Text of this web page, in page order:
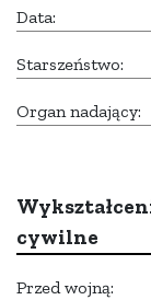
Data:
Starszeństwo:
Organ nadający:
cywilne
Przed wojną: